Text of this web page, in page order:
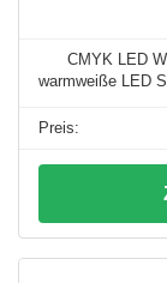
CMYK LED
warmweiße LED